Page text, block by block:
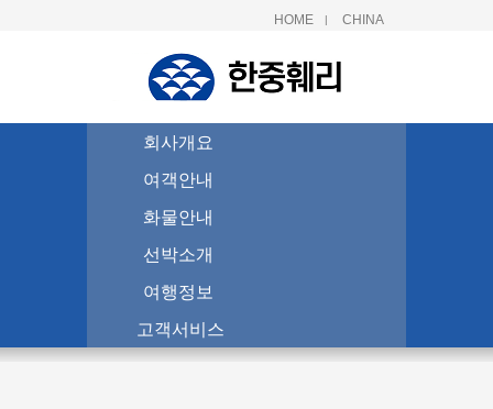
HOME | CHINA
회사개요
여객안내
화물안내
선박소개
여행정보
고객서비스